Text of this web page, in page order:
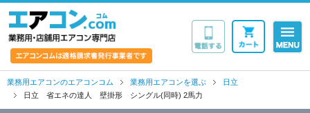
業務用エアコンのエアコンコム 業務用エアコンを選ぶ
日立
日立 省エネの達人 壁掛形 シングル(同時) 2馬力